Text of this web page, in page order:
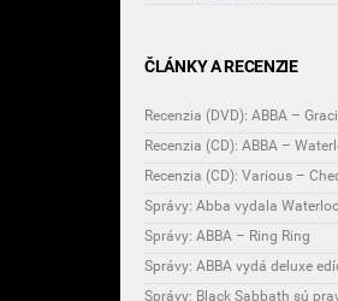
ČLÁNKY A RECENZIE
Recenzia (DVD): ABBA –
Recenzia (CD): ABBA –
Recenzia (CD): Various –
Správy: Abba vydala
Správy: ABBA – Ring Ring
Správy: ABBA vydá deluxe
Správy: Black Sabbath sú